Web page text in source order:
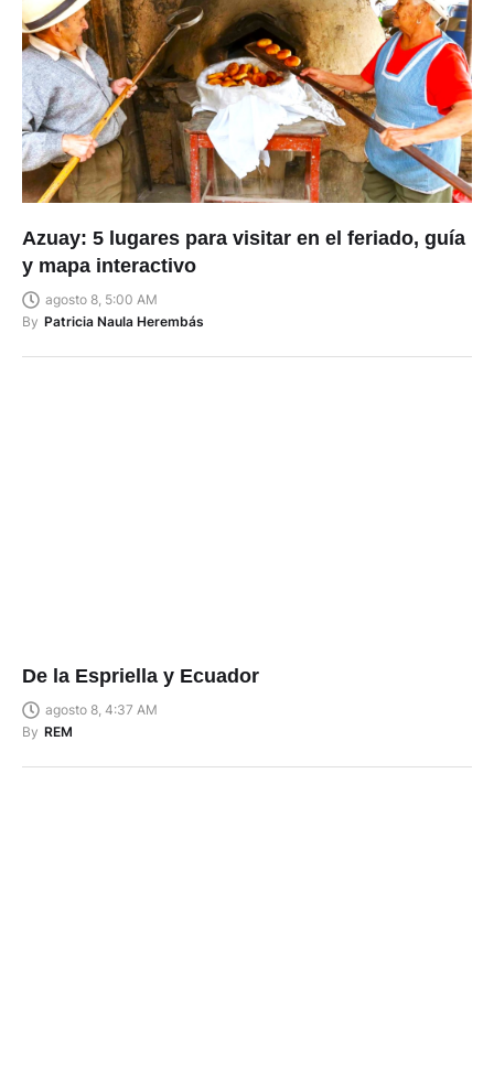
Azuay: 5 lugares para visitar en el feriado, guía
y mapa interactivo
agosto 8, 5:00 AM
By Patricia Naula Herembás
De la Espriella y Ecuador
agosto 8, 4:37 AM
By REM